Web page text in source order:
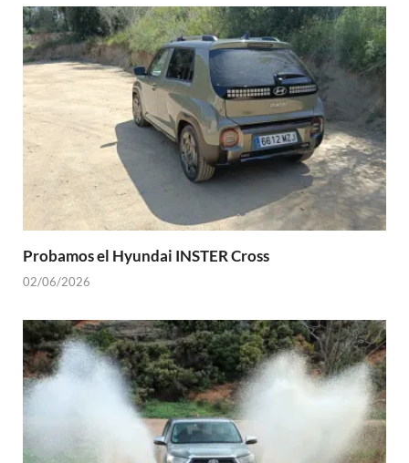
Probamos el Hyundai INSTER Cross
02/06/2026